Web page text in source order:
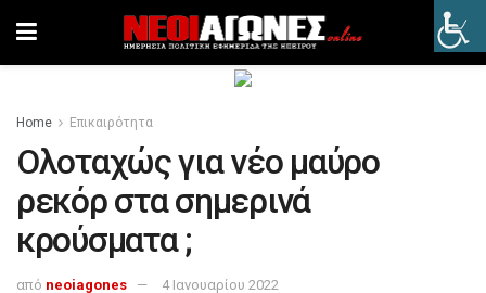
Home Επικαιρότητα
Ολοταχώς για νέο μαύρο
ρεκόρ στα σημερινά
κρούσματα ;
από neoiagones 4 Ιανουαρίου 2022